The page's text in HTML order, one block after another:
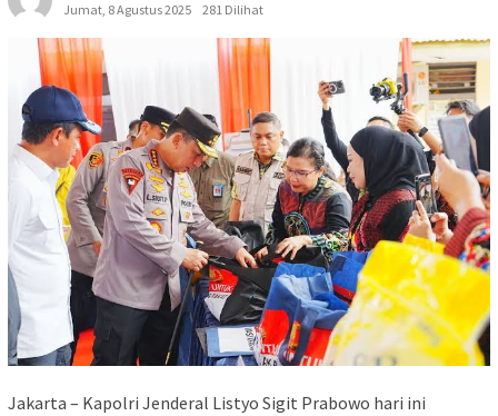
Jumat, 8 Agustus 2025
281 Dilihat
Jakarta – Kapolri Jenderal Listyo Sigit Prabowo hari ini